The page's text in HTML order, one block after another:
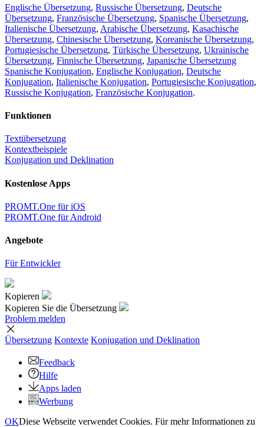
Englische Übersetzung, Russische Übersetzung, Deutsche
Übersetzung, Französische Übersetzung, Spanische Übersetzung,
Italienische Übersetzung, Arabische Übersetzung, Kasachische
Übersetzung, Chinesische Übersetzung, Koreanische Übersetzung,
Portugiesische Übersetzung, Türkische Übersetzung, Ukrainische
Übersetzung, Finnische Übersetzung, Japanische Übersetzung
Spanische Konjugation, Englische Konjugation, Deutsche
Konjugation, Italienische Konjugation, Portugiesische Konjugation,
Russische Konjugation, Französische Konjugation.
Funktionen
Textübersetzung
Kontextbeispiele
Konjugation und Deklination
Kostenlose Apps
PROMT.One für iOS
PROMT.One für Android
Angebote
Für Entwickler
Kopieren
Kopieren Sie die Übersetzung
Problem melden
Übersetzung Kontexte Konjugation und Deklination
Feedback
Hilfe
Apps laden
Werbung
OKDiese Webseite verwendet Cookies. Für mehr Informationen zu